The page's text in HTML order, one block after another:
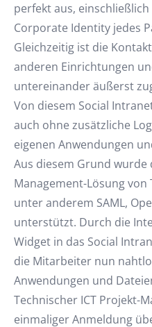
perfekt aus,
Corporate Identity jedes
Gleichzeitig ist die
anderen Einrichtungen
untereinander äußerst
Von diesem Social
auch ohne zusätzliche
eigenen Anwendungen
Aus diesem Grund wurde
Management-Lösung von
unter anderem SAML,
unterstützt. Durch die
Widget in das Social
die Mitarbeiter nun
Anwendungen und
Technischer ICT Projekt-
einmaliger Anmeldung